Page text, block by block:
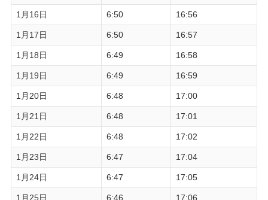
1月16日 6:50 16:56
1月17日 6:50 16:57
1月18日 6:49 16:58
1月19日 6:49 16:59
1月20日 6:48 17:00
1月21日 6:48 17:01
1月22日 6:48 17:02
1月23日 6:47 17:04
1月24日 6:47 17:05
1月25日 6:46 17:06